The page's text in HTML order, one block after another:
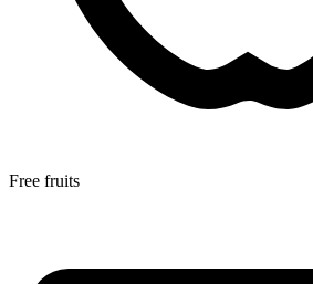
Free fruits